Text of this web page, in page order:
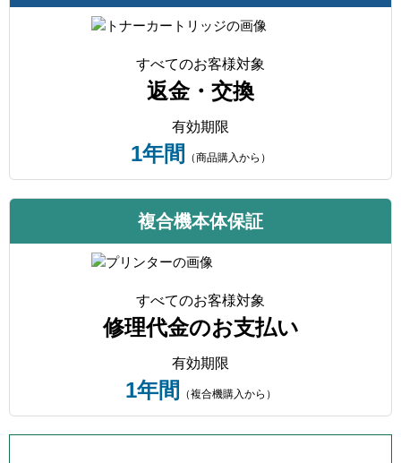
すべてのお客様対象
返金・交換
有効期限
1年間 （商品購入から）
複合機本体保証
すべてのお客様対象
修理代金のお支払い
有効期限
1年間 （複合機購入から）